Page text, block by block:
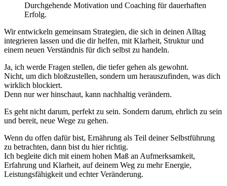
Durchgehende Motivation und Coaching für dauerhaften
Erfolg.
Wir entwickeln gemeinsam Strategien, die sich in deinen Alltag
integrieren lassen und die dir helfen, mit Klarheit, Struktur und
einem neuen Verständnis für dich selbst zu handeln.
Ja, ich werde Fragen stellen, die tiefer gehen als gewohnt.
Nicht, um dich bloßzustellen, sondern um herauszufinden, was dich
wirklich blockiert.
Denn nur wer hinschaut, kann nachhaltig verändern.
Es geht nicht darum, perfekt zu sein. Sondern darum, ehrlich zu sein
und bereit, neue Wege zu gehen.
Wenn du offen dafür bist, Ernährung als Teil deiner Selbstführung
zu betrachten, dann bist du hier richtig.
Ich begleite dich mit einem hohen Maß an Aufmerksamkeit,
Erfahrung und Klarheit, auf deinem Weg zu mehr Energie,
Leistungsfähigkeit und echter Veränderung.